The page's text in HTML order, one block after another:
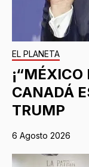
EL PLANETA
CANADÁ
TRUMP
6 Agosto 2026